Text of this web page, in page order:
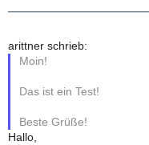
arittner schrieb:
Moin!
Das ist ein Test!
Beste Grüße!
Hallo,